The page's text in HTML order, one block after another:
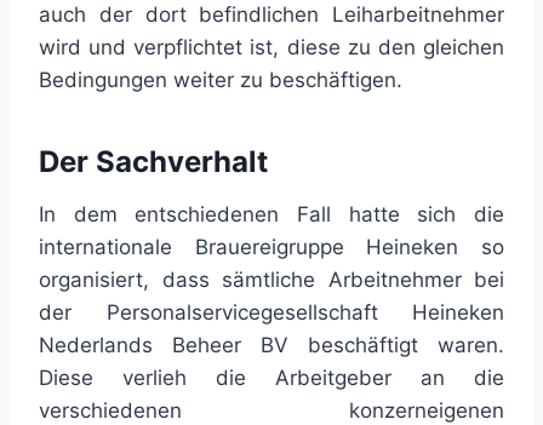
auch der dort befindlichen Leiharbeitnehmer
wird und verpflichtet ist, diese zu den gleichen
Bedingungen weiter zu beschäftigen.
Der Sachverhalt
In dem entschiedenen Fall hatte sich die
internationale Brauereigruppe Heineken so
organisiert, dass sämtliche Arbeitnehmer bei
der Personalservicegesellschaft Heineken
Nederlands Beheer BV beschäftigt waren.
Diese verlieh die Arbeitgeber an die
verschiedenen konzerneigenen